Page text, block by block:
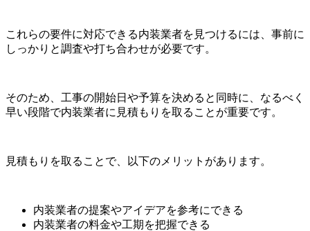
これらの要件に対応できる内装業者を見つけるには、事前に
しっかりと調査や打ち合わせが必要です。
そのため、工事の開始日や予算を決めると同時に、なるべく
早い段階で内装業者に見積もりを取ることが重要です。
見積もりを取ることで、以下のメリットがあります。
内装業者の提案やアイデアを参考にできる
内装業者の料金や工期を把握できる